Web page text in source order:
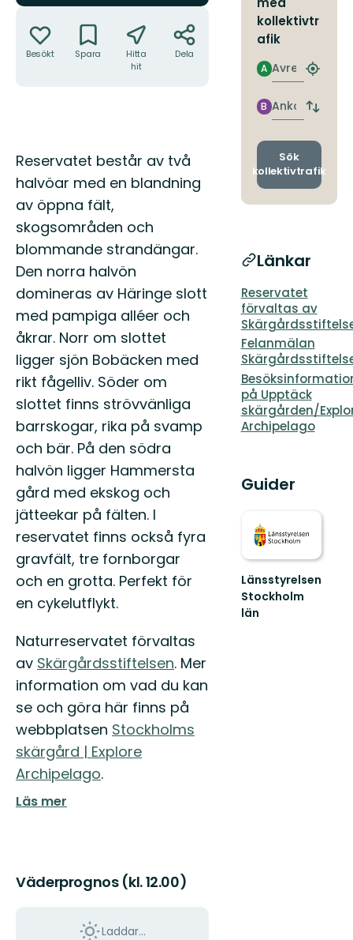
Besökt Spara
Hitta
hit
Dela
Beskrivning
Reservatet består av två
halvöar med en blandning
av öppna fält,
skogsområden och
blommande strandängar.
Den norra halvön
domineras av Häringe slott
med pampiga alléer och
åkrar. Norr om slottet
ligger sjön Bobäcken med
rikt fågelliv. Söder om
slottet finns strövvänliga
barrskogar, rika på svamp
och bär. På den södra
halvön ligger Hammersta
gård med ekskog och
jätteekar på fälten. I
reservatet finns också fyra
gravfält, tre fornborgar
och en grotta. Perfekt för
en cykelutflykt.
Naturreservatet förvaltas
av Skärgårdsstiftelsen. Mer
information om vad du kan
se och göra här finns på
webbplatsen Stockholms
skärgård | Explore
Archipelago.
Läs mer
Väderprognos (kl. 12.00)
Laddar...
kollektivtr
afik
Avresa
A
Hitta
Ankomst
B
Byt
och
Sök
kollektivtrafik
Länkar
Reservatet
förvaltas av
Felanmälan
på Upptäck
skärgården/
Archipelago
Guider
Länsstyrelsen
Stockholm
län